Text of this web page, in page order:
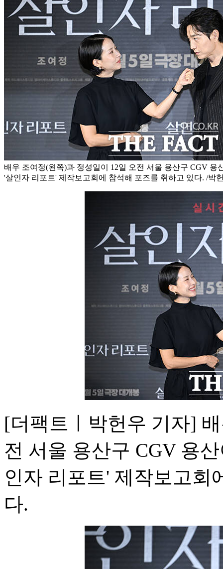
배우 조여정(왼쪽)과 정성일이 12일 오전 서울 용산구 CGV 용
'살인자 리포트' 제작보고회에 참석해 포즈를 취하고 있다. /박
[더팩트ㅣ박헌우 기자]
전 서울 용산구 CGV 용
인자 리포트' 제작보고회
다.